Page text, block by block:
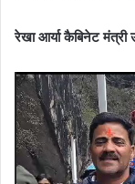
रेखा आर्या कैबिनेट मंत्री
Video
Player